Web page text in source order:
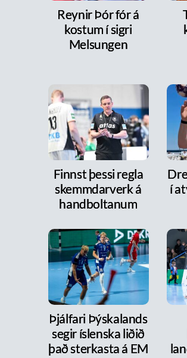
Reynir Þór fór á
kostum í sigri
Melsungen
Finnst þessi regla
skemmdarverk á
handboltanum
í
Þjálfari Þýskalands
segir íslenska liðið
það sterkasta á EM